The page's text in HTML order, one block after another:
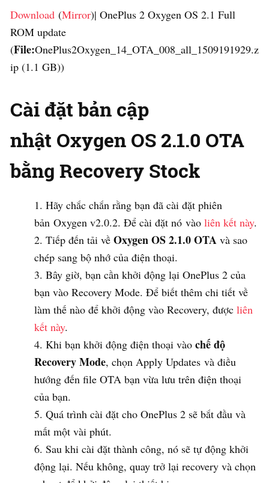
Download (Mirror)| OnePlus 2 Oxygen OS 2.1 Full
ROM update
(File:OnePlus2Oxygen_14_OTA_008_all_1509191929.z
ip (1.1 GB))
Cài đặt bản cập
nhật Oxygen OS 2.1.0 OTA
bằng Recovery Stock
Hãy chắc chắn rằng bạn đã cài đặt phiên
bản Oxygen v2.0.2. Để cài đặt nó vào liên kết này.
Tiếp đến tải về Oxygen OS 2.1.0 OTA và sao
chép sang bộ nhớ của điện thoại.
Bây giờ, bạn cần khởi động lại OnePlus 2 của
bạn vào Recovery Mode. Để biết thêm chi tiết về
làm thế nào để khởi động vào Recovery, được liên
kết này.
Khi bạn khởi động điện thoại vào chế độ
Recovery Mode, chọn Apply Updates và điều
hướng đến file OTA bạn vừa lưu trên điện thoại
của bạn.
Quá trình cài đặt cho OnePlus 2 sẽ bắt đầu và
mất một vài phút.
Sau khi cài đặt thành công, nó sẽ tự động khởi
động lại. Nếu không, quay trở lại recovery và chọn